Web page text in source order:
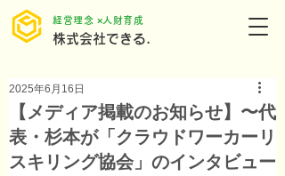
株式会社できる.
​経営理念 ×人財育成
【メディア掲載のお知らせ】〜代
表・杉本が「クラウドワーカーリ
スキリング協会」のインタビュー
2025年6月16日